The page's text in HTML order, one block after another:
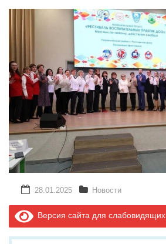
28.01.2025 Новости
Версия сайта для слабовидящих